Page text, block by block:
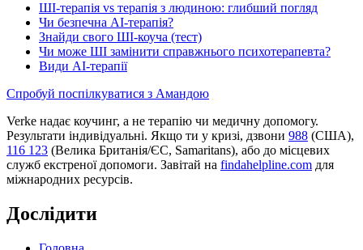
ШІ-терапія vs терапія з людиною: глибший погляд
Чи безпечна AI-терапія?
Знайди свого ШІ-коуча (тест)
Чи може ШІ замінити справжнього психотерапевта?
Види AI-терапії
Спробуй поспілкуватися з Амандою
Verke надає коучинг, а не терапію чи медичну допомогу.
Результати індивідуальні. Якщо ти у кризі, дзвони 988 (США),
116 123 (Велика Британія/ЄС, Samaritans), або до місцевих
служб екстреної допомоги. Завітай на findahelpline.com для
міжнародних ресурсів.
Дослідити